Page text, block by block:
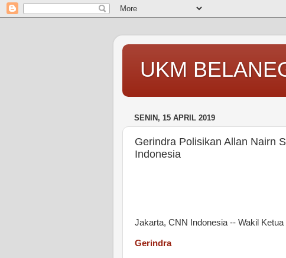
UKM
SENIN, 15 APRIL 2019
Gerindra Polisikan Allan Nairn
Indonesia
Jakarta, CNN Indonesia -- Wakil
Gerindra